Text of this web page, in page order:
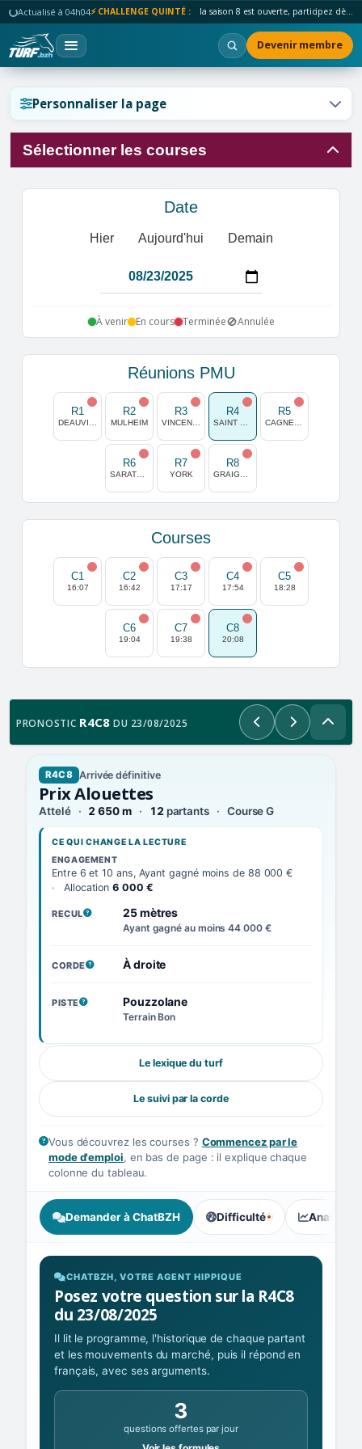
Actualisé à 04h04⚡ CHALLENGE QUINTÉ : la saison 8 est ouverte, participez dès maintenant !
Devenir membre
Personnaliser la page
Sélectionner les courses
Date
Hier Aujourd'hui Demain
À venir En cours Terminée🚫Annulée
Réunions PMU
R1 R2
MULHEIM
R3 R4 R5
R6 R7
YORK
R8
Courses
C1
16:07
C2
16:42
C3
17:17
C4
17:54
C5
18:28
C6
19:04
C7
19:38
C8
20:08
PRONOSTIC R4C8 DU 23/08/2025 PrécédentSuivant
R4C8 Arrivée définitive
Prix Alouettes
Attelé 2 650 m 12 partants Course G
CE QUI CHANGE LA LECTURE
ENGAGEMENT
Entre 6 et 10 ans, Ayant gagné moins de 88 000 €
Allocation6 000 €
RECUL
, VOIR LA DÉFINITION25 mètres
Ayant gagné au moins 44 000 €
CORDE
, VOIR LA DÉFINITION
À droite
PISTE
, VOIR LA DÉFINITIONPouzzolane
Terrain Bon
Le lexique du turf
Le suivi par la corde
Vous découvrez les courses ? Commencez par le
mode d'emploi, en bas de page : il explique chaque
colonne du tableau.
Demander à ChatBZH Difficulté
, tendance des parieurs :
Analyse
CHATBZH, VOTRE AGENT HIPPIQUE
Posez votre question sur la R4C8
du 23/08/2025
Il lit le programme, l'historique de chaque partant
et les mouvements du marché, puis il répond en
français, avec ses arguments.
3
questions offertes par jour
Réinitialiser l'affichage ?
Réinitialiser